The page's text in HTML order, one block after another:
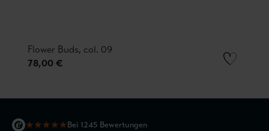
Flower Buds, col. 09
78,00 €
★★★★★Bei 1245 Bewertungen